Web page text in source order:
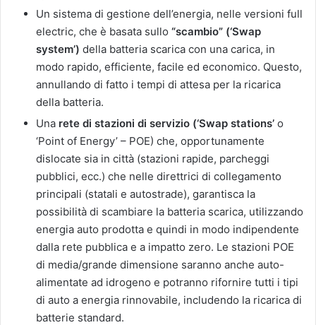
Un sistema di gestione dell’energia, nelle versioni full
electric, che è basata sullo “scambio” (‘Swap
system’) della batteria scarica con una carica, in
modo rapido, efficiente, facile ed economico. Questo,
annullando di fatto i tempi di attesa per la ricarica
della batteria.
Una rete di stazioni di servizio (‘Swap stations’ o
‘Point of Energy’ – POE) che, opportunamente
dislocate sia in città (stazioni rapide, parcheggi
pubblici, ecc.) che nelle direttrici di collegamento
principali (statali e autostrade), garantisca la
possibilità di scambiare la batteria scarica, utilizzando
energia auto prodotta e quindi in modo indipendente
dalla rete pubblica e a impatto zero. Le stazioni POE
di media/grande dimensione saranno anche auto-
alimentate ad idrogeno e potranno rifornire tutti i tipi
di auto a energia rinnovabile, includendo la ricarica di
batterie standard.